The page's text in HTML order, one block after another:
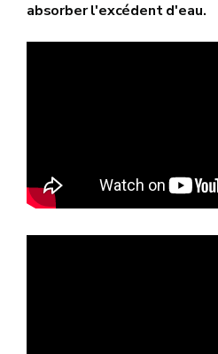
absorber l'excédent d'eau.